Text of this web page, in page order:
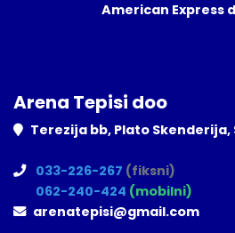
American Express
Arena Tepisi doo
Terezija bb, Plato
033-226-267 (fiksni)
062-240-424 (mobilni)
arenatepisi@gmail.com